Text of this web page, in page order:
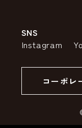
ポイントについて
特定商取引法の表
SSLサーバー証
SNS
Instagram
コーポレ